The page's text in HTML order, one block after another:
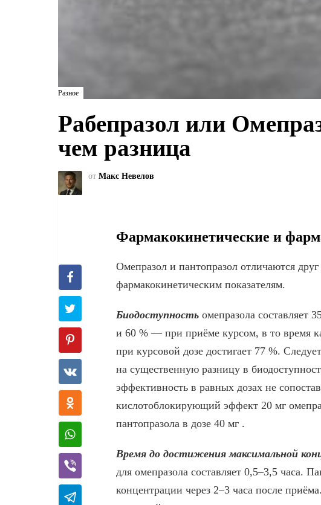
Разное
Рабепразол или
чем разница
от Макс Невелов
Фармакокинетические и
Омепразол и пантопразол отличаются
фармакокинетическим показателям.
Биодоступность омепразола составляет
и 60 % — при приёме курсом, в то время
при курсовой дозе достигает 77 %.
на существенную разницу в
эффективность в равных дозах не
кислотоблокирующий эффект 20 мг
пантопразола в дозе 40 мг .
Время до достижения максимальной
для омепразола составляет 0,5–3,5 часа.
концентрации через 2–3 часа после